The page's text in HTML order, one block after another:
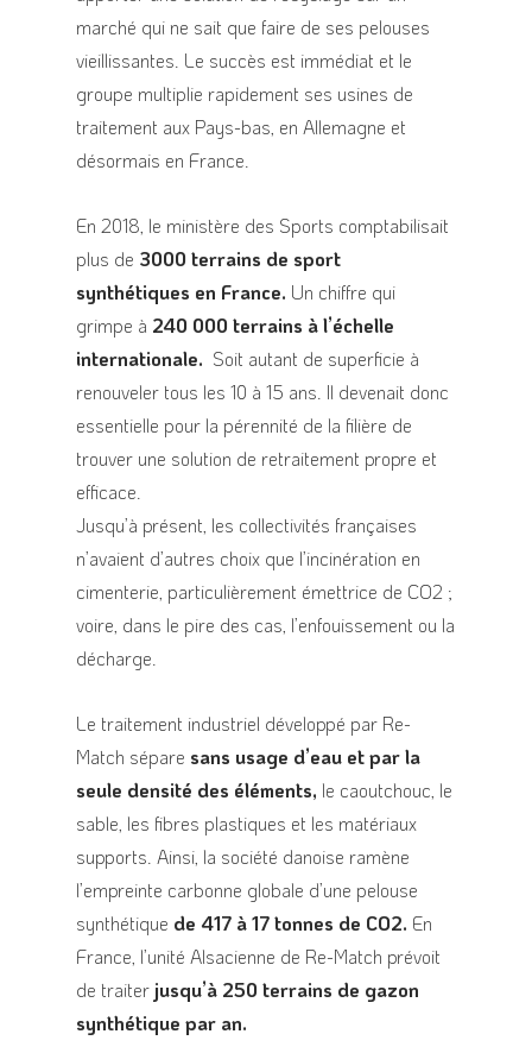
marché qui ne sait que faire de ses pelouses
vieillissantes. Le succès est immédiat et le
groupe multiplie rapidement ses usines de
traitement aux Pays-bas, en Allemagne et
désormais en France.
En 2018, le ministère des Sports comptabilisait
plus de 3000 terrains de sport
synthétiques en France. Un chiffre qui
grimpe à 240 000 terrains à l’échelle
internationale. Soit autant de superficie à
renouveler tous les 10 à 15 ans. Il devenait donc
essentielle pour la pérennité de la filière de
trouver une solution de retraitement propre et
efficace.
Jusqu’à présent, les collectivités françaises
n’avaient d’autres choix que l’incinération en
cimenterie, particulièrement émettrice de CO2 ;
voire, dans le pire des cas, l’enfouissement ou la
décharge.
Le traitement industriel développé par Re-
Match sépare sans usage d’eau et par la
seule densité des éléments, le caoutchouc, le
sable, les fibres plastiques et les matériaux
supports. Ainsi, la société danoise ramène
l’empreinte carbonne globale d’une pelouse
synthétique de 417 à 17 tonnes de CO2. En
France, l’unité Alsacienne de Re-Match prévoit
de traiter jusqu’à 250 terrains de gazon
synthétique par an.